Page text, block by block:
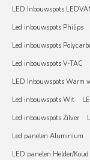
LED Inbouwspots
Led inbouwspots Philips
Led inbouwspots
Led inbouwspots V-TAC
LED Inbouwspots Warm
Led inbouwspots Wit
Led inbouwspots Zilver
Led panelen Aluminium
LED panelen Helder/